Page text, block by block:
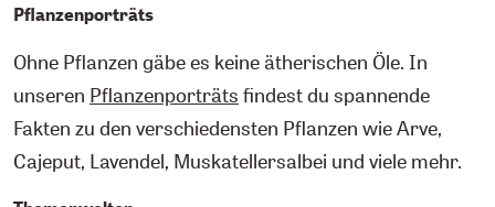
Pflanzenporträts
Ohne Pflanzen gäbe es keine ätherischen Öle. In
unseren Pflanzenporträts findest du spannende
Fakten zu den verschiedensten Pflanzen wie Arve,
Cajeput, Lavendel, Muskatellersalbei und viele mehr.